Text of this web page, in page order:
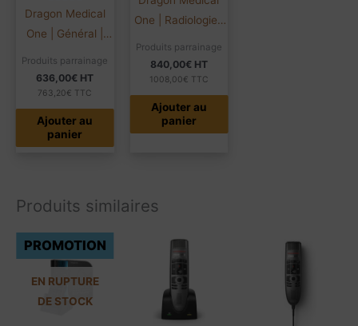
Dragon Medical
One | Général |
mois | 1 user | FR
1/20
Produits parrainage
636,00€ HT
763,20€ TTC
Ajouter au
panier
One | Radiologie |
mois | 1 user | FR
1/20
Produits parrainage
840,00€ HT
1008,00€ TTC
Ajouter au
panier
Produits similaires
PROMOTION
EN RUPTURE
DE STOCK